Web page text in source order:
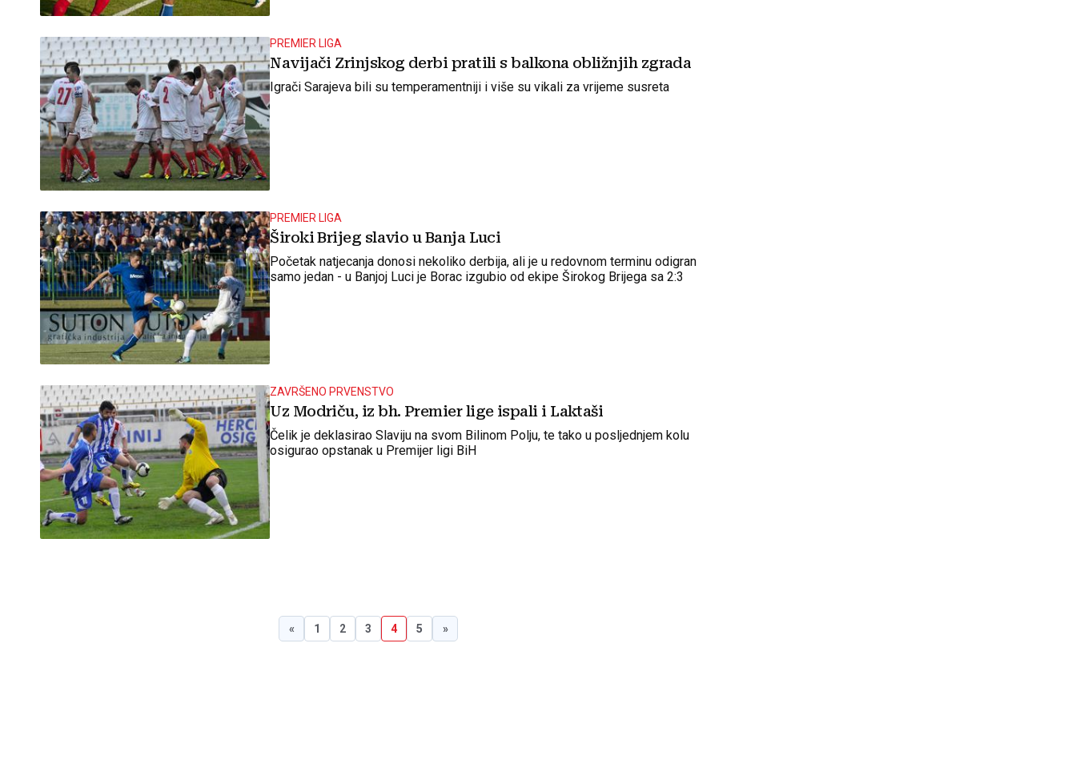
PREMIER LIGA
Navijači Zrinjskog derbi pratili s balkona obližnjih zgrada
Igrači Sarajeva bili su temperamentniji i više su vikali za vrijeme susreta
PREMIER LIGA
Široki Brijeg slavio u Banja Luci
Početak natjecanja donosi nekoliko derbija, ali je u redovnom terminu odigran
samo jedan - u Banjoj Luci je Borac izgubio od ekipe Širokog Brijega sa 2:3
ZAVRŠENO PRVENSTVO
Uz Modriču, iz bh. Premier lige ispali i Laktaši
Čelik je deklasirao Slaviju na svom Bilinom Polju, te tako u posljednjem kolu
osigurao opstanak u Premijer ligi BiH
« 1 2 3 4 5 »